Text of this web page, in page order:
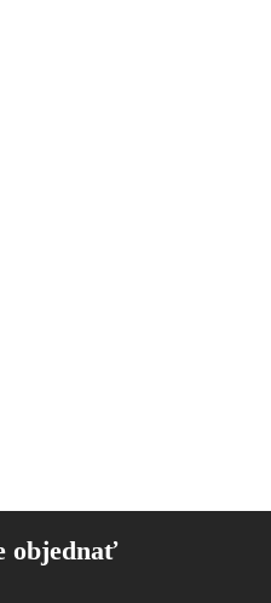
objednať